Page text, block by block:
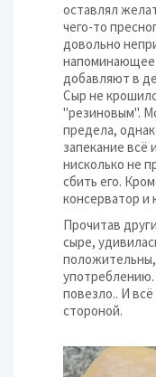
оставлял
чего-то
довольно
напоминающее
добавляют в
Сыр не
"резиновым".
предела,
запекание всё
нисколько не
сбить его.
консерватор и
Прочитав
сыре,
повезло.. И
стороной.